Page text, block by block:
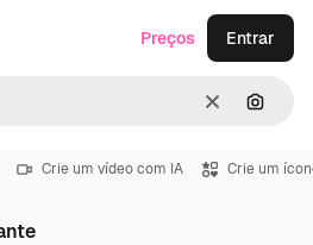
Limpar
Preços Entrar
Crie um vídeo com IA Crie um